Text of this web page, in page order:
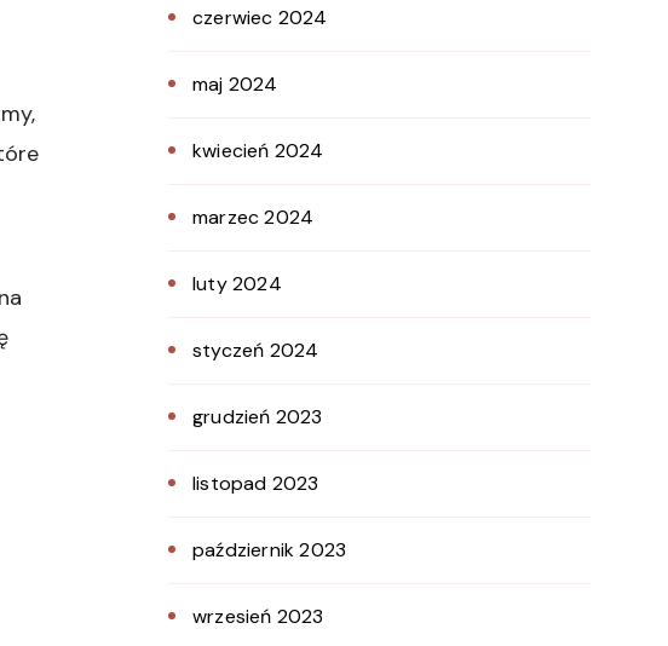
czerwiec 2024
maj 2024
kwiecień 2024
marzec 2024
luty 2024
styczeń 2024
grudzień 2023
listopad 2023
październik 2023
wrzesień 2023